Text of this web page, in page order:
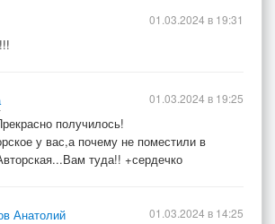
01.03.2024 в 19:31
получилось!
у вас,а почему не поместили в
туда!! +сердечко
01.03.2024 в 19:25
Анатолий
01.03.2024 в 14:25